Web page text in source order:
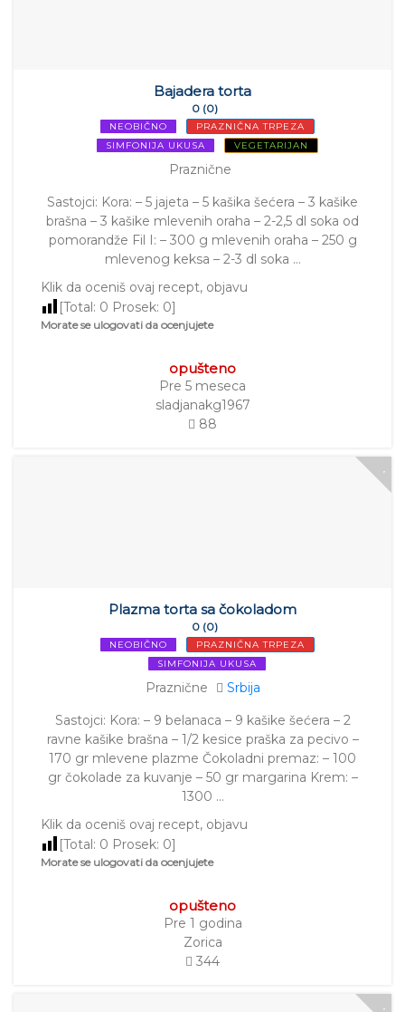
Bajadera torta
0 (0)
NEOBIČNO
PRAZNIČNA TRPEZA
SIMFONIJA UKUSA
VEGETARIJAN
Praznične
Sastojci: Kora: – 5 jajeta – 5 kašika šećera – 3 kašike
brašna – 3 kašike mlevenih oraha – 2-2,5 dl soka od
pomorandže Fil I: – 300 g mlevenih oraha – 250 g
mlevenog keksa – 2-3 dl soka …
Klik da oceniš ovaj recept, objavu
[Total: 0 Prosek: 0]
Morate se ulogovati da ocenjujete
opušteno
Pre 5 meseca
sladjanakg1967
88
Plazma torta sa čokoladom
0 (0)
NEOBIČNO
PRAZNIČNA TRPEZA
SIMFONIJA UKUSA
Praznične
Srbija
Sastojci: Kora: – 9 belanaca – 9 kašike šećera – 2
ravne kašike brašna – 1/2 kesice praška za pecivo –
170 gr mlevene plazme Čokoladni premaz: – 100
gr čokolade za kuvanje – 50 gr margarina Krem: –
1300 …
Klik da oceniš ovaj recept, objavu
[Total: 0 Prosek: 0]
Morate se ulogovati da ocenjujete
opušteno
Pre 1 godina
Zorica
344